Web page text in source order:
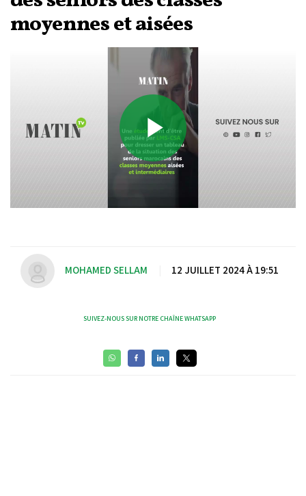
moyennes et aisées
Play
MOHAMED SELLAM 12 JUILLET 2024 À 19:51
SUIVEZ-NOUS SUR NOTRE CHAÎNE WHATSAPP